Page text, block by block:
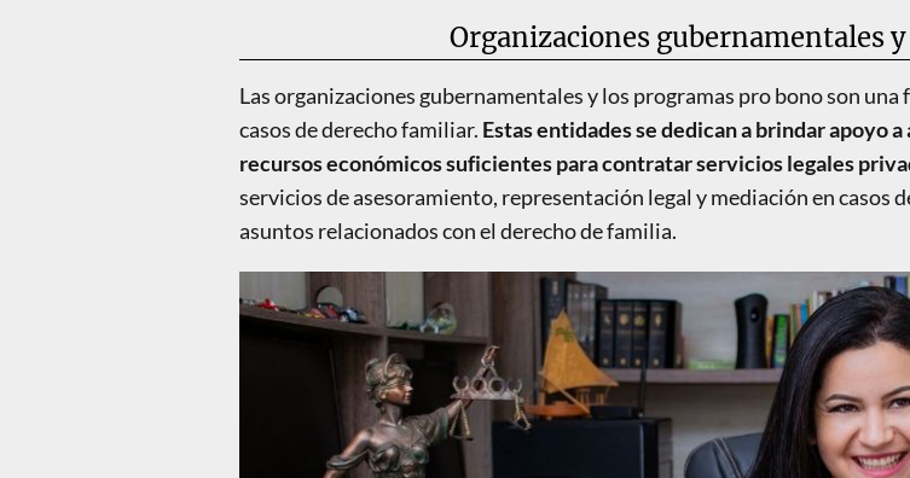
Organizaciones gubernamentales
Las organizaciones gubernamentales y los programas pro bono son
casos de derecho familiar. Estas entidades se dedican a brindar apoyo
recursos económicos suficientes para contratar servicios legales
servicios de asesoramiento, representación legal y mediación en casos
asuntos relacionados con el derecho de familia.